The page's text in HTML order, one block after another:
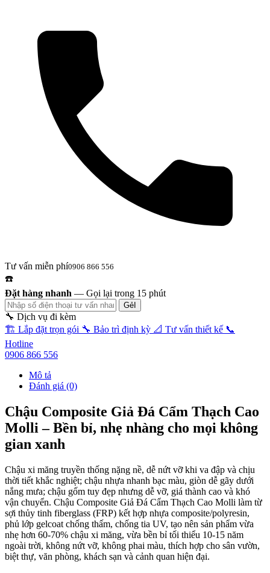
Tư vấn miễn phí0906 866 556
☎️
Đặt hàng nhanh — Gọi lại trong 15 phút
GẻI
🔧 Dịch vụ đi kèm
🏗️ Lắp đặt trọn gói 🔧 Bảo trì định kỳ 📐 Tư vấn thiết kế 📞
Hotline
0906 866 556
Mô tả
Đánh giá (0)
Chậu Composite Giả Đá Cẩm Thạch Cao
Molli – Bền bỉ, nhẹ nhàng cho mọi không
gian xanh
Chậu xi măng truyền thống nặng nề, dễ nứt vỡ khi va đập và chịu
thời tiết khắc nghiệt; chậu nhựa nhanh bạc màu, giòn dễ gãy dưới
nắng mưa; chậu gốm tuy đẹp nhưng dễ vỡ, giá thành cao và khó
vận chuyển. Chậu Composite Giả Đá Cẩm Thạch Cao Molli làm từ
sợi thủy tinh fiberglass (FRP) kết hợp nhựa composite/polyresin,
phủ lớp gelcoat chống thấm, chống tia UV, tạo nên sản phẩm vừa
nhẹ hơn 60-70% chậu xi măng, vừa bền bỉ tối thiểu 10-15 năm
ngoài trời, không nứt vỡ, không phai màu, thích hợp cho sân vườn,
biệt thự, văn phòng, khách sạn và cảnh quan hiện đại.